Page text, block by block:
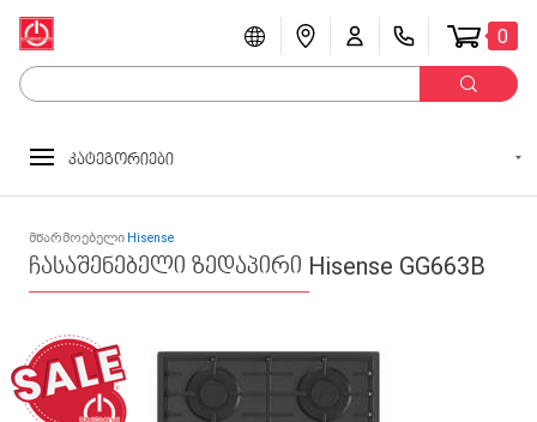
0
კატეგორიები
მწარმოებელი Hisense
ჩასაშენებელი ზედაპირი Hisense GG663B